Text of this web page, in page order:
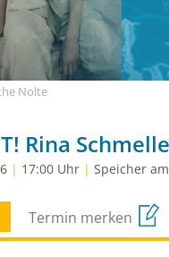
Nolte
Rina
| 17:00 Uhr | Speicher
Termin merken